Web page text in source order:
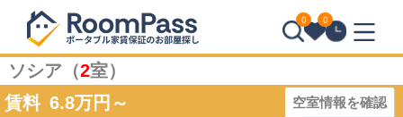
0 0
ソシア（2室）
賃料 6.8万円～ 空室情報を確認